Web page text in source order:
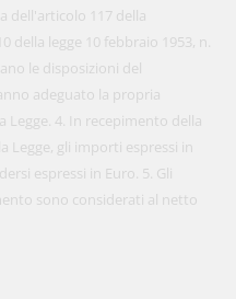
dell'articolo 117 della
della legge 10 febbraio 1953, n.
le disposizioni del
adeguato la propria
Legge. 4. In recepimento della
Legge, gli importi espressi in
espressi in Euro. 5. Gli
sono considerati al netto